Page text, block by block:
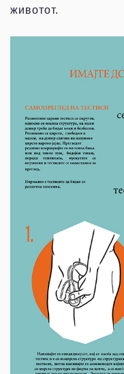
животот.